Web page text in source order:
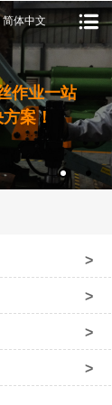
简体中文
作业一站
案！
>
>
>
>